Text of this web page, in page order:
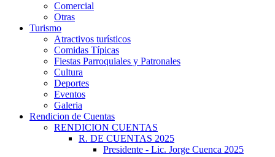
Comercial
Otras
Turismo
Atractivos turísticos
Comidas Típicas
Fiestas Parroquiales y Patronales
Cultura
Deportes
Eventos
Galeria
Rendicion de Cuentas
RENDICION CUENTAS
R. DE CUENTAS 2025
Presidente - Lic. Jorge Cuenca 2025